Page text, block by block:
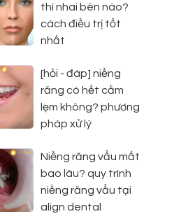
thì nhai bên nào?
cách điều trị tốt
nhất
[hỏi - đáp] niềng
răng có hết cằm
lẹm không? phương
pháp xử lý
Niềng răng vẩu mất
bao lâu? quy trình
niềng răng vẩu tại
align dental